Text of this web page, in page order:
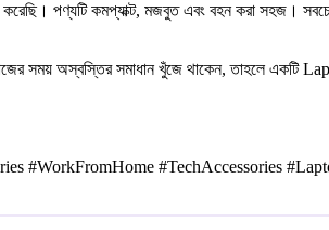
পণ্যটি কমপ্যাক্ট, মজবুত এবং বহন করা সহজ।
সময় অস্বস্তির সমাধান খুঁজে থাকেন, তাহলে
#WorkFromHome #TechAccessories